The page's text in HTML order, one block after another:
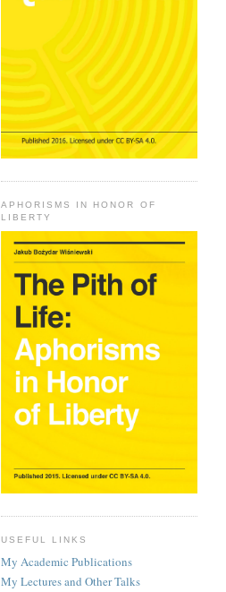
APHORISMS IN HONOR OF
LIBERTY
USEFUL LINKS
My Academic Publications
My Lectures and Other Talks